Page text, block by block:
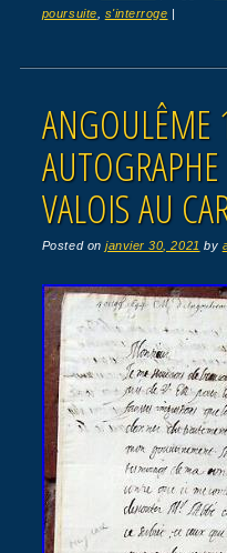
poursuite
s'interroge |
ANGOULÊME
VALOIS AU
Posted onjanvier 30, 2021 by